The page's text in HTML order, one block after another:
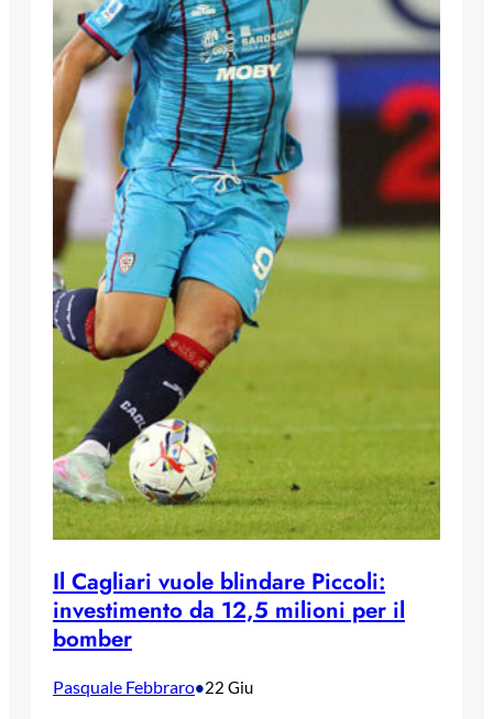
Il Cagliari vuole blindare Piccoli:
investimento da 12,5 milioni per il
bomber
Pasquale Febbraro•22 Giu